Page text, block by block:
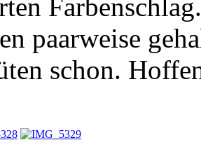
paarweise
schon.